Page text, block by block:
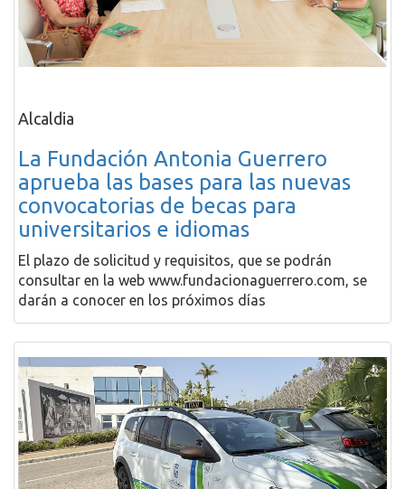
Alcaldia
La Fundación Antonia Guerrero
aprueba las bases para las nuevas
convocatorias de becas para
universitarios e idiomas
El plazo de solicitud y requisitos, que se podrán
consultar en la web www.fundacionaguerrero.com, se
darán a conocer en los próximos días